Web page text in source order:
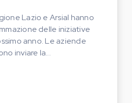
Lazio e Arsial hanno
delle iniziative
anno. Le aziende
inviare la...
LAZIO E ARSIAL HANNO